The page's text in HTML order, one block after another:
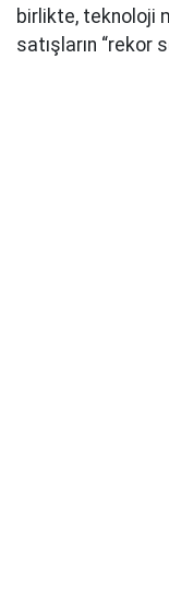
birlikte, teknoloji
satışların “rekor